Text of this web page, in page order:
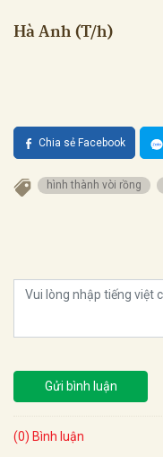
Hà Anh (T/h)
Chia sẻ Facebook
hình thành vòi rồng
Gửi bình luận
(0) Bình luận